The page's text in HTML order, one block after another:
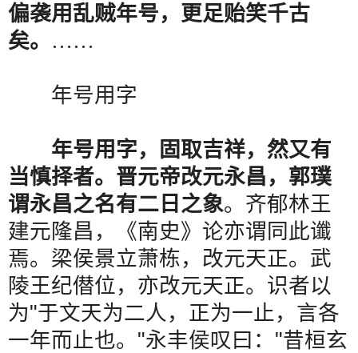
偏袭用乱贼年号，更足贻笑千古
矣。 ……
年号用字
年号用字，固取吉祥，然又有
当慎择者。晋元帝改元永昌，郭璞
谓永昌之名有二日之象。齐郁林王
建元隆昌，《南史》论亦谓同此谶
焉。梁侯景立萧栋，改元天正。武
陵王纪僣位，亦改元天正。识者以
为"于文天为二人，正为一止，言各
一年而止也。 "永丰侯叹曰： "昔桓玄